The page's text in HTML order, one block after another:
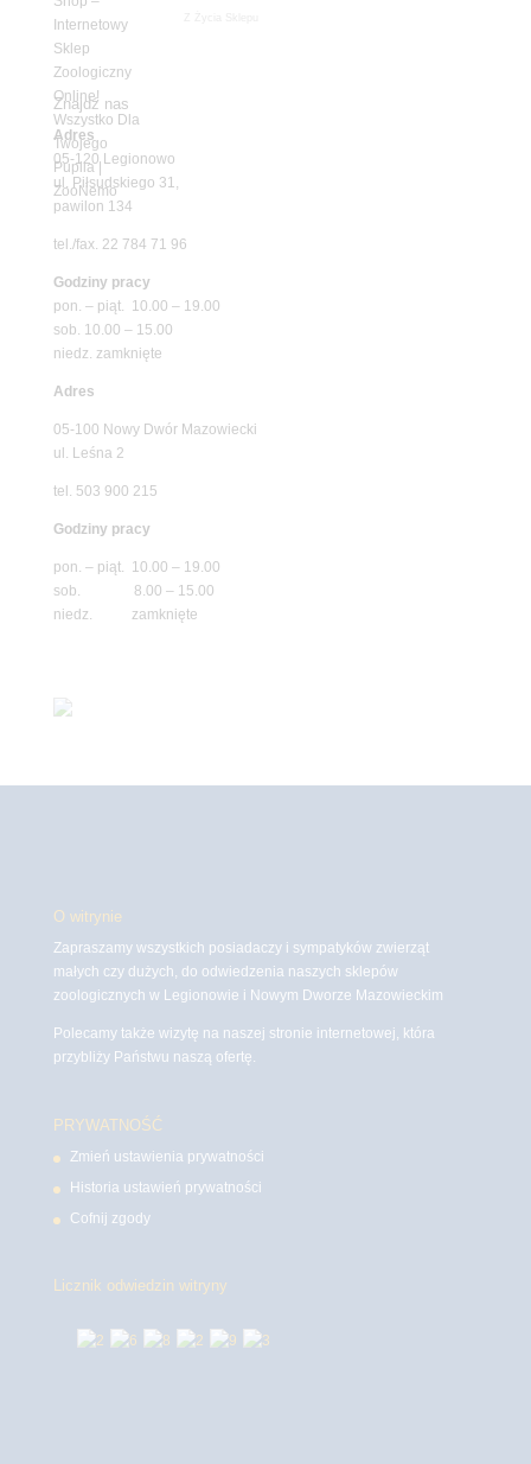
Znajdź nas
Adres
05-120 Legionowo
ul. Piłsudskiego 31,
pawilon 134
tel./fax. 22 784 71 96
Godziny pracy
pon. – piąt. 10.00 – 19.00
sob. 10.00 – 15.00
niedz. zamknięte
Adres
05-100 Nowy Dwór Mazowiecki
ul. Leśna 2
tel. 503 900 215
Godziny pracy
pon. – piąt. 10.00 – 19.00
sob. 8.00 – 15.00
niedz. zamknięte
O witrynie
Zapraszamy wszystkich posiadaczy i sympatyków zwierząt
małych czy dużych, do odwiedzenia naszych sklepów
zoologicznych w Legionowie i Nowym Dworze Mazowieckim
Polecamy także wizytę na naszej stronie internetowej, która
przybliży Państwu naszą ofertę.
PRYWATNOŚĆ
Zmień ustawienia prywatności
Historia ustawień prywatności
Cofnij zgody
Licznik odwiedzin witryny